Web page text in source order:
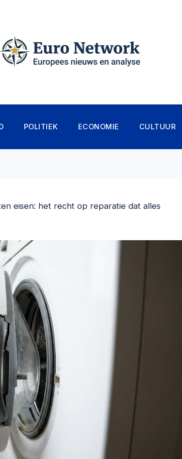
POLITIEK ECONOMIE CULTUUR
eisen: het recht op reparatie dat alles